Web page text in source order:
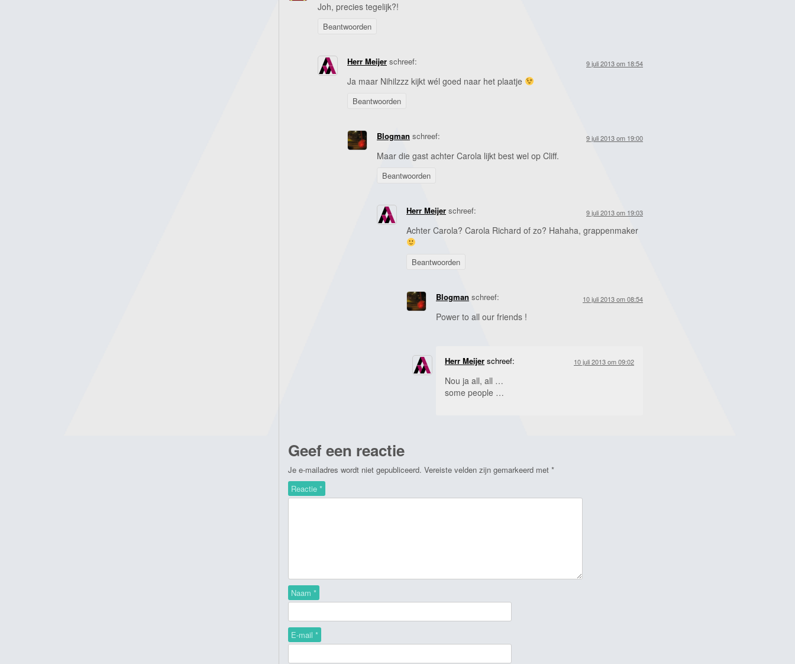
Joh, precies tegelijk?!
Beantwoorden
Herr Meijer schreef: 9 juli 2013 om 18:54
Ja maar Nihilzzz kijkt wél goed naar het plaatje
Beantwoorden
Blogman schreef: 9 juli 2013 om 19:00
Maar die gast achter Carola lijkt best wel op Cliff.
Beantwoorden
Herr Meijer schreef: 9 juli 2013 om 19:03
Achter Carola? Carola Richard of zo? Hahaha, grappenmaker
Beantwoorden
Blogman schreef: 10 juli 2013 om 08:54
Power to all our friends !
Herr Meijer schreef: 10 juli 2013 om 09:02
Nou ja all, all …
some people …
Geef een reactie
Je e-mailadres wordt niet gepubliceerd. Vereiste velden zijn gemarkeerd met *
Reactie *
Naam *
E-mail *